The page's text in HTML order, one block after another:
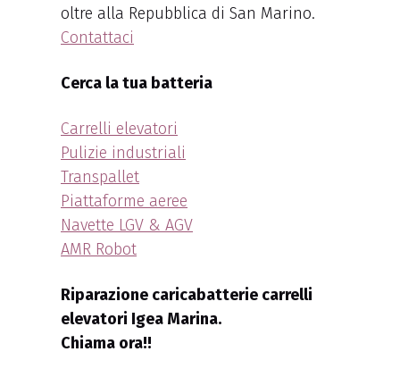
oltre alla Repubblica di San Marino.
Contattaci
Cerca la tua batteria
Carrelli elevatori
Pulizie industriali
Transpallet
Piattaforme aeree
Navette LGV & AGV
AMR Robot
Riparazione caricabatterie carrelli
elevatori Igea Marina.
Chiama ora!!